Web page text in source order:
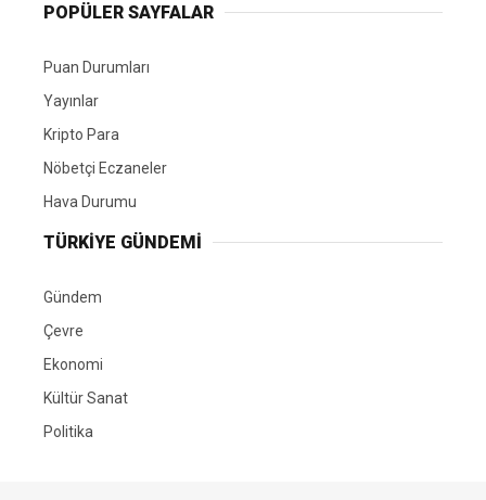
POPÜLER SAYFALAR
Puan Durumları
Yayınlar
Kripto Para
Nöbetçi Eczaneler
Hava Durumu
TÜRKIYE GÜNDEMI
Gündem
Çevre
Ekonomi
Kültür Sanat
Politika